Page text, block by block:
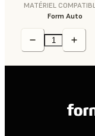
MATÉRIEL
Form Auto